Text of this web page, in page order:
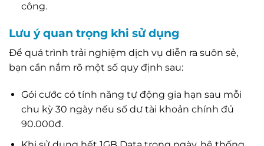
công.
Lưu ý quan trọng khi sử dụng
Để quá trình trải nghiệm dịch vụ diễn ra suôn sẻ,
bạn cần nắm rõ một số quy định sau:
Gói cước có tính năng tự động gia hạn sau mỗi
chu kỳ 30 ngày nếu số dư tài khoản chính đủ
90.000đ.